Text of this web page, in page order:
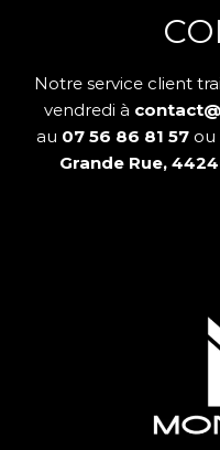
Notre service client
vendredi à
au 07 56 86 81 57 ou
Grande Rue,